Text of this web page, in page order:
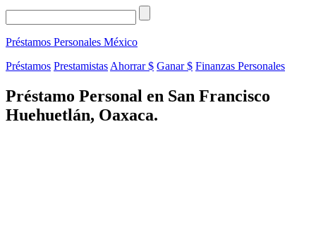
Préstamos Personales México
Préstamos Prestamistas Ahorrar $ Ganar $ Finanzas Personales
Préstamo Personal en San Francisco
Huehuetlán, Oaxaca.